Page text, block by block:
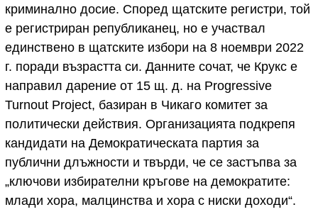
криминално досие. Според щатските регистри, той
е регистриран републиканец, но е участвал
единствено в щатските избори на 8 ноември 2022
г. поради възрастта си. Данните сочат, че Крукс е
направил дарение от 15 щ. д. на Progressive
Turnout Project, базиран в Чикаго комитет за
политически действия. Организацията подкрепя
кандидати на Демократическата партия за
публични длъжности и твърди, че се застъпва за
„ключови избирателни кръгове на демократите:
млади хора, малцинства и хора с ниски доходи“.